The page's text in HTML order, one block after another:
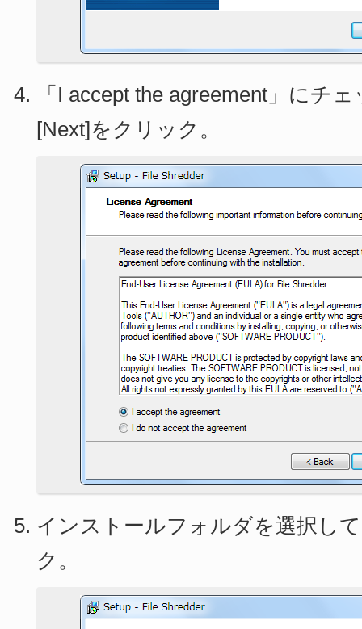
「I accept the agreement」にチ
[Next]をクリック。
インストールフォルダを選択し
ク。